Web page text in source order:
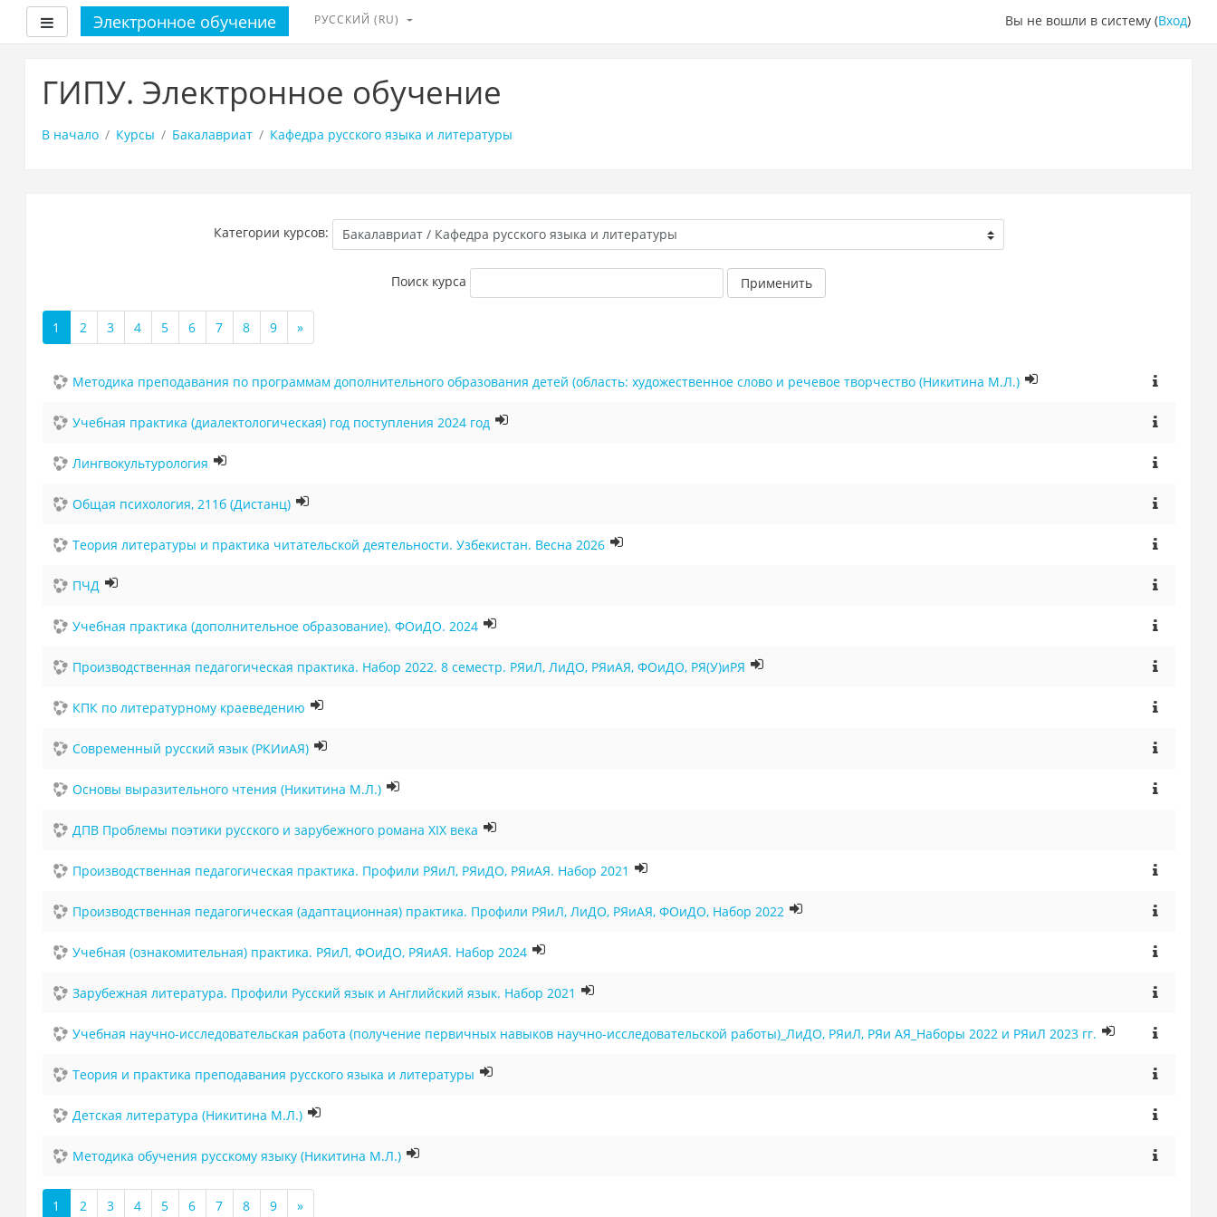
Боковая панель
Электронное обучение Вы не вошли в систему (Вход)
РУССКИЙ ‎(RU)‎
ГИПУ. Электронное обучение
В начало Курсы Бакалавриат Кафедра русского языка и литературы
Категории курсов:
Поиск курса Применить
1
(текущая)
2 3 4 5 6 7 8 9
»
Далее
Методика преподавания по программам дополнительного образования детей (область: художественное слово и речевое творчество (Никитина М.Л.)
Учебная практика (диалектологическая) год поступления 2024 год
Лингвокультурология
Общая психология, 211б (Дистанц)
Теория литературы и практика читательской деятельности. Узбекистан. Весна 2026
ПЧД
Учебная практика (дополнительное образование). ФОиДО. 2024
Производственная педагогическая практика. Набор 2022. 8 семестр. РЯиЛ, ЛиДО, РЯиАЯ, ФОиДО, РЯ(У)иРЯ
КПК по литературному краеведению
Современный русский язык (РКИиАЯ)
Основы выразительного чтения (Никитина М.Л.)
ДПВ Проблемы поэтики русского и зарубежного романа XIX века
Производственная педагогическая практика. Профили РЯиЛ, РЯиДО, РЯиАЯ. Набор 2021
Производственная педагогическая (адаптационная) практика. Профили РЯиЛ, ЛиДО, РЯиАЯ, ФОиДО, Набор 2022
Учебная (ознакомительная) практика. РЯиЛ, ФОиДО, РЯиАЯ. Набор 2024
Зарубежная литература. Профили Русский язык и Английский язык. Набор 2021
Учебная научно-исследовательская работа (получение первичных навыков научно-исследовательской работы)_ЛиДО, РЯиЛ, РЯи АЯ_Наборы 2022 и РЯиЛ 2023 гг.
Теория и практика преподавания русского языка и литературы
Детская литература (Никитина М.Л.)
Методика обучения русскому языку (Никитина М.Л.)
1
2 3 4 5 6 7 8 9
»